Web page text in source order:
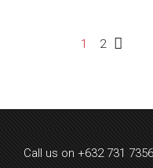
1 2
Call us on +632 731